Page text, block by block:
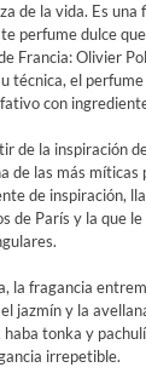
de la vida. Es
perfume dulce
Francia: Olivier
técnica, el
con
de la inspiración
de las más míticas
de inspiración,
de París y la que
la fragancia
jazmín y la
tonka y
irrepetible.